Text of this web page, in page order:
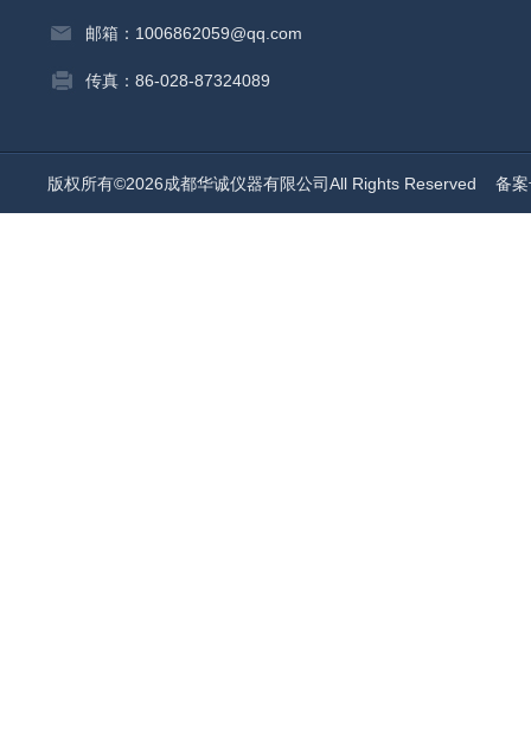
邮箱：1006862059@qq.com
传真：86-028-87324089
版权所有©2026成都华诚仪器有限公司All Rights Reserved 备